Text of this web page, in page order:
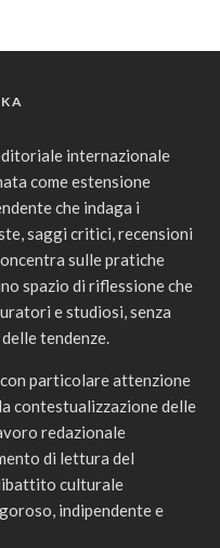
internazionale
come estensione
che indaga i
saggi critici, recensioni
sulle pratiche
spazio di riflessione che
e studiosi, senza
tendenze.
particolare attenzione
contestualizzazione delle
redazionale
di lettura del
culturale
indipendente e